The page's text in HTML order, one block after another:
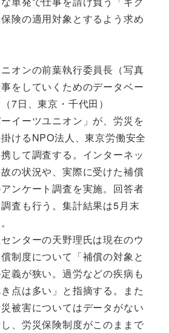
険の適用対象とするよう求め
オンの前葉執行委員長（写真
をしていくためのデータベー
7日、東京・千代田）
イーツユニオン」が、労災を
けるNPO法人、東京労働安全
して調査する。インターネッ
の状況や、実際に受けた補償
ンケート調査を実施。回答者
査も行う。集計結果は5月末
ンターの天野理氏は現在のウ
制度について「補償の対象と
義が狭い。過労などの疾病も
点は多い」と指摘する。また
被害についてはデータがない
、労災保険制度がこのままで